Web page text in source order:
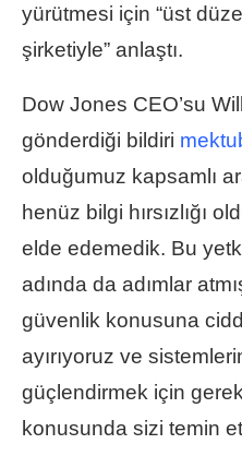
yürütmesi için “üst
şirketiyle” anlaştı.
Dow Jones CEO’su
gönderdiği bildiri
olduğumuz kapsamlı
henüz bilgi hırsızlığı
elde edemedik. Bu
adında da adımlar
güvenlik konusuna
ayırıyoruz ve
güçlendirmek için
konusunda sizi temin